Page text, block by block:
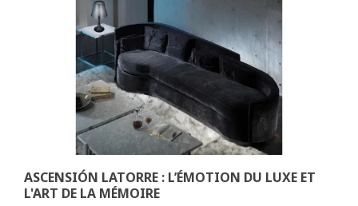
ASCENSIÓN LATORRE : L’ÉMOTION DU LUXE ET
L'ART DE LA MÉMOIRE